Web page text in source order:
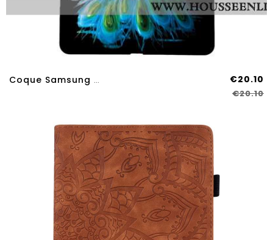
Coque Samsung Galaxy Tab S11 Ultra Paon €20.10
€20.10